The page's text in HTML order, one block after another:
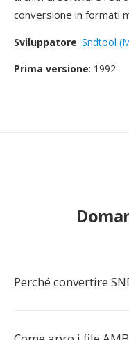
conversione in formati
Sviluppatore: Sndtool
Prima versione: 1992
Perché convertire